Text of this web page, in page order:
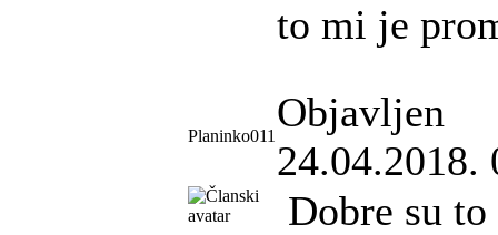
to mi je
Planinko011
Objavljen
24.04.2018.
Dobre su